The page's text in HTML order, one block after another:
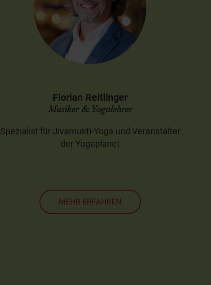
Florian Reitlinger
Musiker & Yogalehrer
Spezialist für Jivamukti-Yoga und Veranstalter
der Yogaplanet
MEHR ERFAHREN